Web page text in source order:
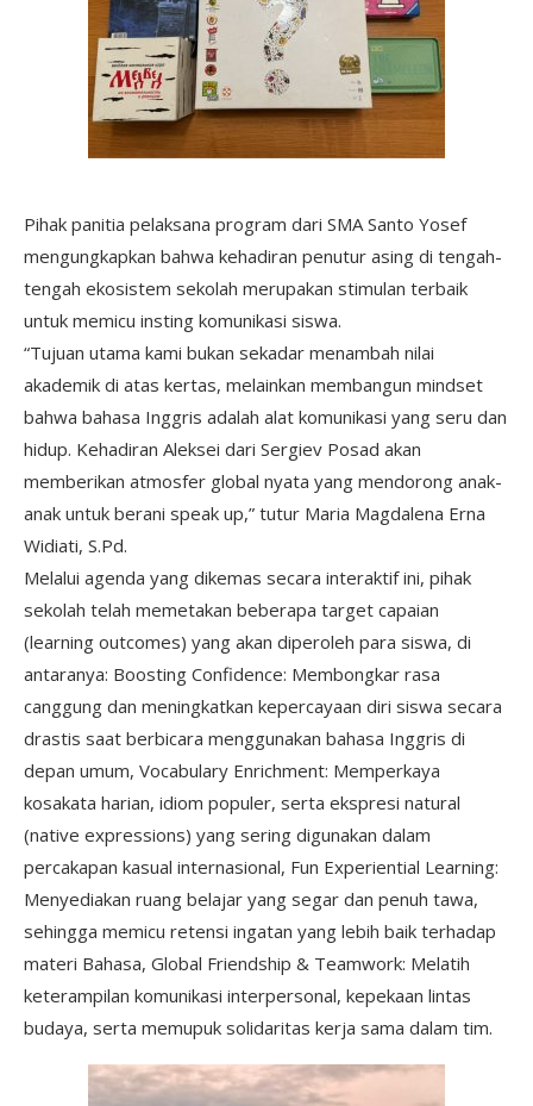
Pihak panitia pelaksana program dari SMA Santo Yosef
mengungkapkan bahwa kehadiran penutur asing di tengah-
tengah ekosistem sekolah merupakan stimulan terbaik
untuk memicu insting komunikasi siswa.
“Tujuan utama kami bukan sekadar menambah nilai
akademik di atas kertas, melainkan membangun mindset
bahwa bahasa Inggris adalah alat komunikasi yang seru dan
hidup. Kehadiran Aleksei dari Sergiev Posad akan
memberikan atmosfer global nyata yang mendorong anak-
anak untuk berani speak up,” tutur Maria Magdalena Erna
Widiati, S.Pd.
Melalui agenda yang dikemas secara interaktif ini, pihak
sekolah telah memetakan beberapa target capaian
(learning outcomes) yang akan diperoleh para siswa, di
antaranya: Boosting Confidence: Membongkar rasa
canggung dan meningkatkan kepercayaan diri siswa secara
drastis saat berbicara menggunakan bahasa Inggris di
depan umum, Vocabulary Enrichment: Memperkaya
kosakata harian, idiom populer, serta ekspresi natural
(native expressions) yang sering digunakan dalam
percakapan kasual internasional, Fun Experiential Learning:
Menyediakan ruang belajar yang segar dan penuh tawa,
sehingga memicu retensi ingatan yang lebih baik terhadap
materi Bahasa, Global Friendship & Teamwork: Melatih
keterampilan komunikasi interpersonal, kepekaan lintas
budaya, serta memupuk solidaritas kerja sama dalam tim.